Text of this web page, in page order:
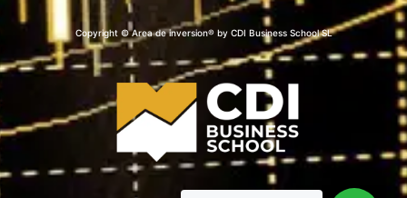
Copyright © Area de inversion® by CDI Business School SL